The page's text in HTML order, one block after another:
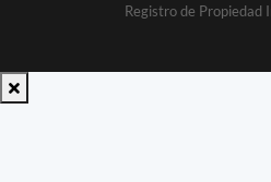
Registro de Propiedad